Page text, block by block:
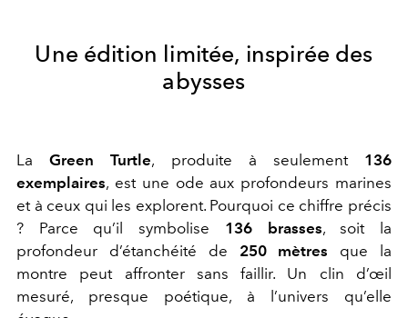
Une édition limitée, inspirée des
abysses
LaGreen Turtle, produite à seulement 136
exemplaires, est une ode aux profondeurs marines
et à ceux qui les explorent. Pourquoi ce chiffre précis
? Parce qu’il symbolise 136 brasses, soit la
profondeur d’étanchéité de 250 mètres que la
montre peut affronter sans faillir. Un clin d’œil
mesuré, presque poétique, à l’univers qu’elle